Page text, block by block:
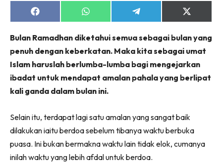
Share
on
Share
on
Share
on
Share
on
(Twitter)
Bulan Ramadhan diketahui semua sebagai bulan yang
penuh dengan keberkatan. Maka kita sebagai umat
Islam haruslah berlumba-lumba bagi mengejarkan
ibadat untuk mendapat amalan pahala yang berlipat
kali ganda dalam bulan ini.
Selain itu, terdapat lagi satu amalan yang sangat baik
dilakukan iaitu berdoa sebelum tibanya waktu berbuka
puasa. Ini bukan bermakna waktu lain tidak elok, cumanya
inilah waktu yang lebih afdal untuk berdoa.